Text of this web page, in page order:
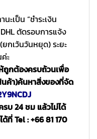
เป็น “ชำระเงิน
ตัดรอบการแจ้ง
กเว้นวันหยุด) ระยะ
ะ
ถูกต้องครบถ้วนเพื่อ
ค้า)ค้นหาสิ่งของที่จัด
บ 24 ชม แล้วไม่ได้
ที่ Tel : +66 81 170